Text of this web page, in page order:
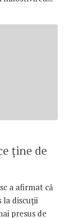
ține de
a afirmat că
la discuții
presus de